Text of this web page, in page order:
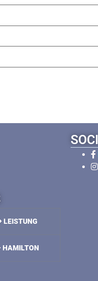
LEISTUNG
HAMILTON